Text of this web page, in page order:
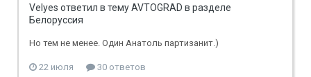
Velyes ответил в тему AVTOGRAD в разделе
Белоруссия
Но тем не менее. Один Анатоль партизанит.)
22 июля 30 ответов